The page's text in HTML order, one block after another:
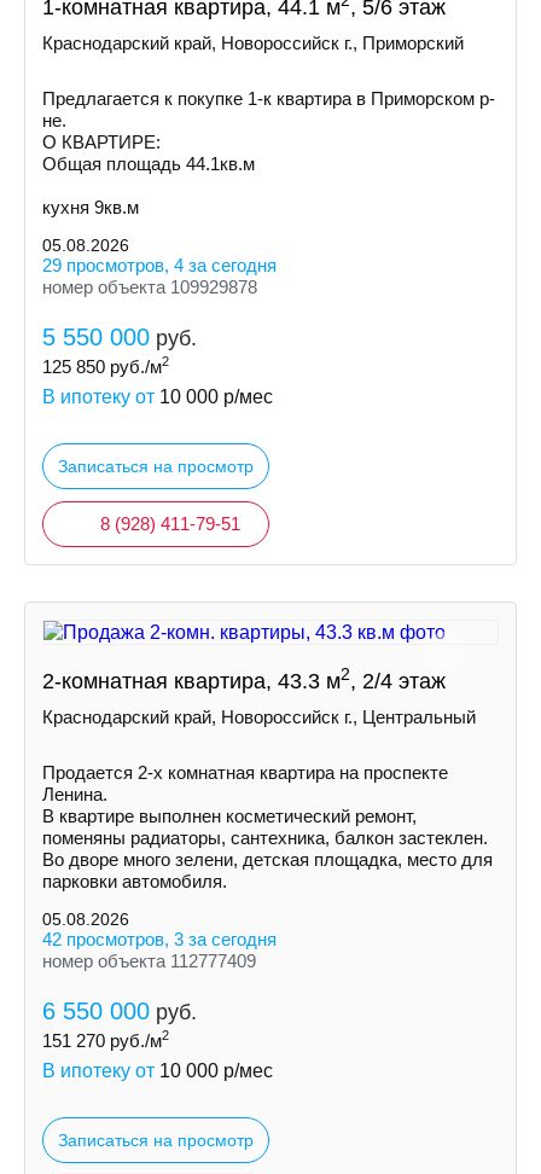
1-комнатная квартира, 44.1 м , 5/6 этаж
Краснодарский край, Новороссийск г., Приморский
Предлагается к покупке 1-к квартира в Приморском р-
не.
О КВАРТИРЕ:
Общая площадь 44.1кв.м
кухня 9кв.м
05.08.2026
29 просмотров, 4 за сегодня
номер объекта 109929878
5 550 000 руб.
125 850 руб./м2
В ипотеку от 10 000 р/мес
Записаться на просмотр
8 (928) 411-79-51
2-комнатная квартира, 43.3 м2, 2/4 этаж
Краснодарский край, Новороссийск г., Центральный
Продается 2-х комнатная квартира на проспекте
Ленина.
В квартире выполнен косметический ремонт,
поменяны радиаторы, сантехника, балкон застеклен.
Во дворе много зелени, детская площадка, место для
парковки автомобиля.
05.08.2026
42 просмотров, 3 за сегодня
номер объекта 112777409
6 550 000 руб.
151 270 руб./м2
В ипотеку от 10 000 р/мес
Записаться на просмотр